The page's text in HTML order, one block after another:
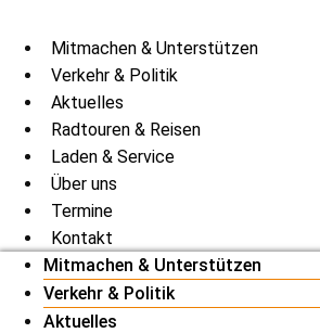
Mitmachen & Unterstützen
Verkehr & Politik
Aktuelles
Radtouren & Reisen
Laden & Service
Über uns
Termine
Kontakt
Mitmachen & Unterstützen
Verkehr & Politik
Aktuelles